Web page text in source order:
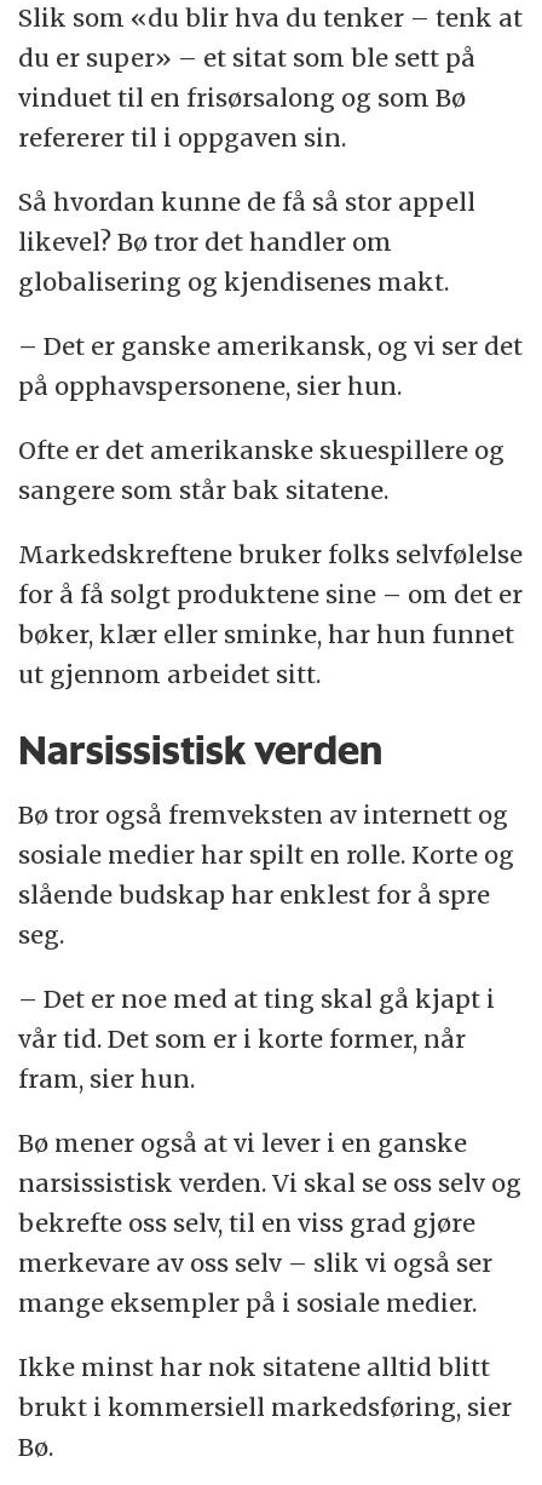
Slik som «du blir hva du tenker – tenk at
du er super» – et sitat som ble sett på
vinduet til en frisørsalong og som Bø
refererer til i oppgaven sin.
Så hvordan kunne de få så stor appell
likevel? Bø tror det handler om
globalisering og kjendisenes makt.
– Det er ganske amerikansk, og vi ser det
på opphavspersonene, sier hun.
Ofte er det amerikanske skuespillere og
sangere som står bak sitatene.
Markedskreftene bruker folks selvfølelse
for å få solgt produktene sine – om det er
bøker, klær eller sminke, har hun funnet
ut gjennom arbeidet sitt.
Narsissistisk verden
Bø tror også fremveksten av internett og
sosiale medier har spilt en rolle. Korte og
slående budskap har enklest for å spre
seg.
– Det er noe med at ting skal gå kjapt i
vår tid. Det som er i korte former, når
fram, sier hun.
Bø mener også at vi lever i en ganske
narsissistisk verden. Vi skal se oss selv og
bekrefte oss selv, til en viss grad gjøre
merkevare av oss selv – slik vi også ser
mange eksempler på i sosiale medier.
Ikke minst har nok sitatene alltid blitt
brukt i kommersiell markedsføring, sier
Bø.